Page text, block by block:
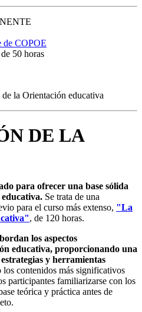
de COPOE
50 horas
la Orientación educativa
DE LA
para ofrecer una base sólida
Se trata de una
para el curso más extenso, "La
, de 120 horas.
los aspectos
educativa, proporcionando una
y herramientas
los contenidos más significativos
participantes familiarizarse con los
teórica y práctica antes de